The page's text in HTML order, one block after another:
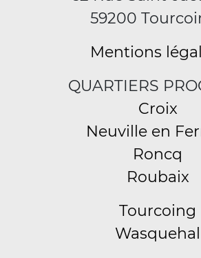
59200
Mentions
QUARTIERS
Croix
Neuville en
Roncq
Roubaix
Tourcoing
Wasquehal